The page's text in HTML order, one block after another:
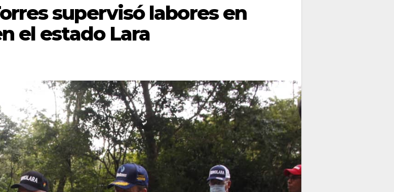
supervisó labores en
el estado Lara